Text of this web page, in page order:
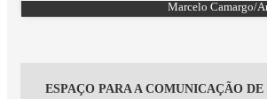
Marcelo Camargo/
ESPAÇO PARA A COMUNICAÇÃO DE